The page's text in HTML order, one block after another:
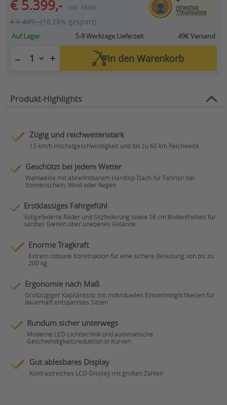
€ 5.399,- inkl. MwSt. rehashop
Treuepunkte
€ 6.449,-(16,28% gespart)
Auf Lager 5-8 Werktage Lieferzeit 49€ Versand
− + In den Warenkorb
Produkt-Highlights
Zügig und reichweitenstark
15 km/h Höchstgeschwindigkeit und bis zu 60 km Reichweite
Geschützt bei jedem Wetter
Wahlweise mit abnehmbarem Hardtop-Dach für Fahrten bei
Sonnenschein, Wind oder Regen
Erstklassiges Fahrgefühl
Vollgefederte Räder und Sitzfederung sowie 16 cm Bodenfreiheit für
sanftes Gleiten über unebenes Gelände
Enorme Tragkraft
Extrem robuste Konstruktion für eine sichere Belastung von bis zu
200 kg
Ergonomie nach Maß
Großzügiger Kapitänssitz mit individuellen Einstellmöglichkeiten für
dauerhaft entspanntes Sitzen
Rundum sicher unterwegs
Moderne LED-Lichttechnik und automatische
Geschwindigkeitsreduktion in Kurven
Gut ablesbares Display
Kontrastreiches LCD-Display mit großen Zahlen